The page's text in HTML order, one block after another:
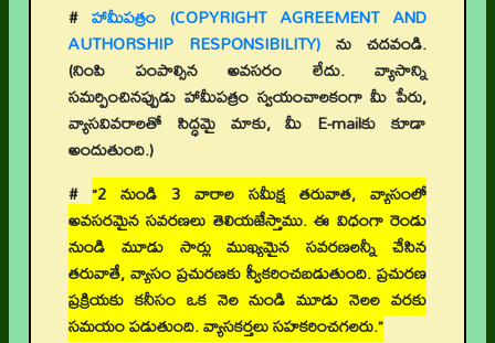
# హామీపత్రం (COPYRIGHT AGREEMENT AND
AUTHORSHIP RESPONSIBILITY) ను చదవండి.
(నింపి పంపాల్సిన అవసరం లేదు. వ్యాసాన్ని
సమర్పించినప్పుడు హామీపత్రం స్వయంచాలకంగా మీ పేరు,
వ్యాసవివరాలతో సిద్ధమై మాకు, మీ E-mailకు కూడా
అందుతుంది.)
# “2 నుండి 3 వారాల సమీక్ష తరువాత, వ్యాసంలో
అవసరమైన సవరణలు తెలియజేస్తాము. ఈ విధంగా రెండు
నుండి మూడు సార్లు ముఖ్యమైన సవరణలన్నీ చేసిన
తరువాతే, వ్యాసం ప్రచురణకు స్వీకరించబడుతుంది. ప్రచురణ
ప్రక్రియకు కనీసం ఒక నెల నుండి మూడు నెలల వరకు
సమయం పడుతుంది. వ్యాసకర్తలు సహకరించగలరు.”